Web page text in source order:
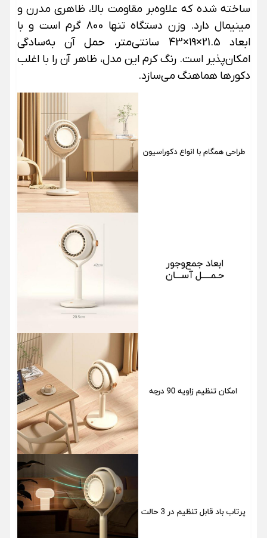
ساخته شده که علاوه‌بر مقاومت بالا، ظاهری مدرن و
مینیمال دارد. وزن دستگاه تنها 800 گرم است و با
ابعاد 21.5×19×43 سانتی‌متر، حمل آن به‌سادگی
امکان‌پذیر است. رنگ کرم این مدل، ظاهر آن را با اغلب
دکورها هماهنگ می‌سازد.